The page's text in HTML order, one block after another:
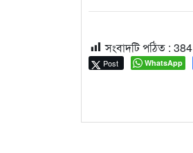
সংবাদটি পঠিত : 384
Post WhatsApp